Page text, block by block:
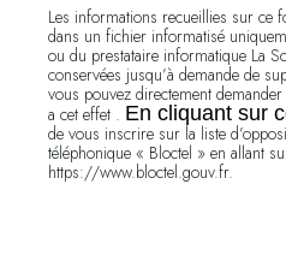
Les informations recueillies sur ce
dans un fichier informatisé
ou du prestataire informatique La
conservées jusqu’à demande de
vous pouvez directement
a cet effet . En cliquant sur
de vous inscrire sur la liste
téléphonique « Bloctel » en allant
https://www.bloctel.gouv.fr.